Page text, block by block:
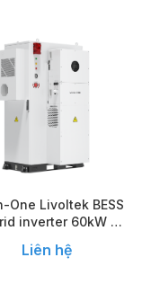
One Livoltek BESS
inverter 60kW +
Lưu Trữ Năng
Liên hệ